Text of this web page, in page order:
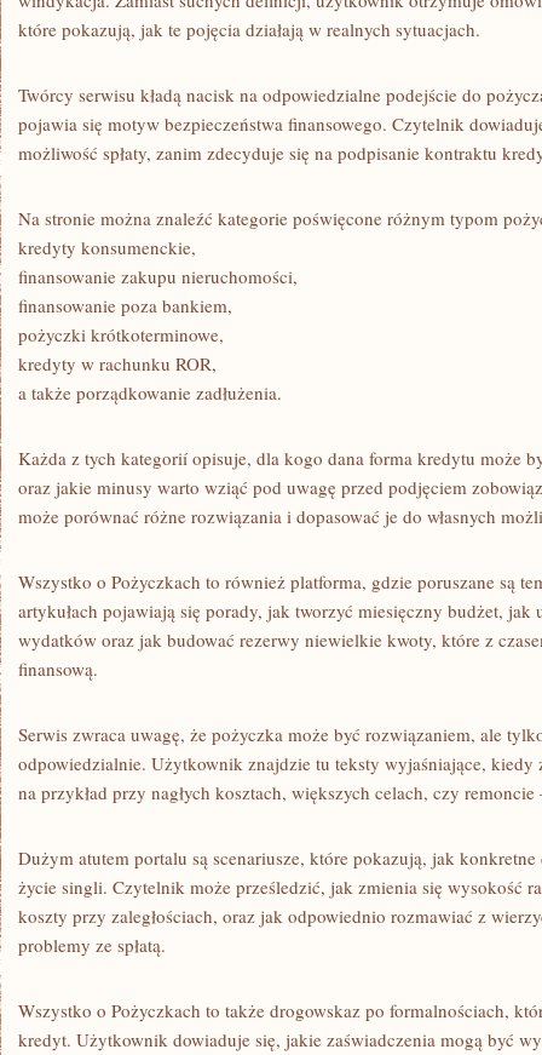
które pokazują, jak te pojęcia działają w realnych sytuacjach.
Twórcy serwisu kładą nacisk na odpowiedzialne podejście do
pojawia się motyw bezpieczeństwa finansowego. Czytelnik
możliwość spłaty, zanim zdecyduje się na podpisanie kontraktu
Na stronie można znaleźć kategorie poświęcone różnym typom
kredyty konsumenckie,
finansowanie zakupu nieruchomości,
finansowanie poza bankiem,
pożyczki krótkoterminowe,
kredyty w rachunku ROR,
a także porządkowanie zadłużenia.
Każda z tych kategorií opisuje, dla kogo dana forma kredytu może
oraz jakie minusy warto wziąć pod uwagę przed podjęciem
może porównać różne rozwiązania i dopasować je do własnych
Wszystko o Pożyczkach to również platforma, gdzie poruszane są
artykułach pojawiają się porady, jak tworzyć miesięczny budżet, jak
wydatków oraz jak budować rezerwy niewielkie kwoty, które z
finansową.
Serwis zwraca uwagę, że pożyczka może być rozwiązaniem, ale
odpowiedzialnie. Użytkownik znajdzie tu teksty wyjaśniające, kiedy
na przykład przy nagłych kosztach, większych celach, czy
Dużym atutem portalu są scenariusze, które pokazują, jak
życie singli. Czytelnik może prześledzić, jak zmienia się wysokość
koszty przy zaległościach, oraz jak odpowiednio rozmawiać z
problemy ze spłatą.
Wszystko o Pożyczkach to także drogowskaz po formalnościach,
kredyt. Użytkownik dowiaduje się, jakie zaświadczenia mogą być